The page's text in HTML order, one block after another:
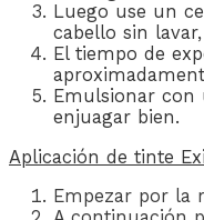
Luego use un
cabello sin
El tiempo de
Emulsionar con
enjuagar bien.
Aplicación de tinte
Empezar por la